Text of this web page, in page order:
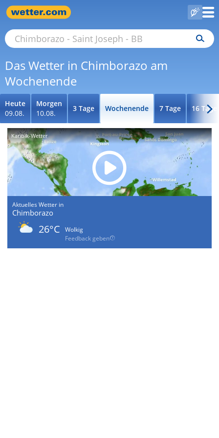
Das Wetter in Chimborazo am
Wochenende
Heute
09.08.
Morgen
10.08.
3 Tage Wochenende 7 Tage 16 Tage
Karibik-Wetter
Aktuelles Wetter in
Chimborazo
26°C
Wolkig
Feedback geben